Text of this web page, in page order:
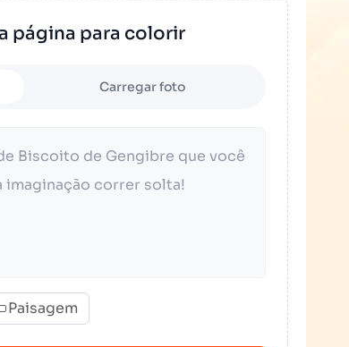
página para colorir
Carregar foto
Paisagem